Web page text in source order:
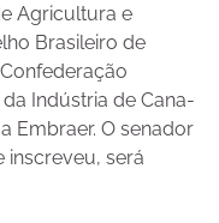
Agricultura e
Brasileiro de
Indústria de Cana-
Embraer. O senador
inscreveu, será